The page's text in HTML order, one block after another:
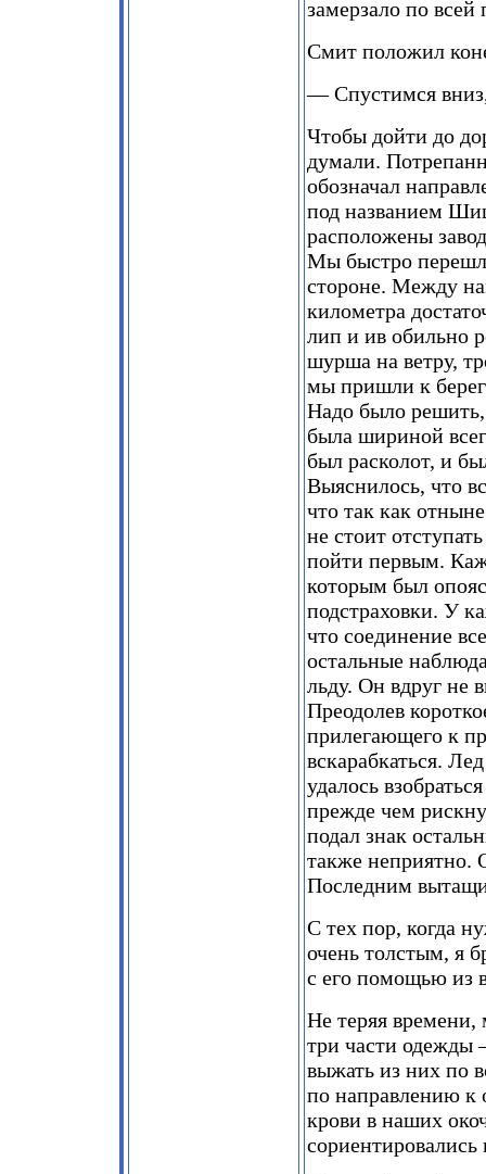
замерзало по всей
Смит положил
— Спустимся
Чтобы дойти до
думали.
обозначал
под названием
расположены
Мы быстро
стороне. Между
километра
лип и ив обильно
шурша на ветру,
мы пришли к
Надо было решить,
была шириной
был расколот, и
Выяснилось, что
что так как
не стоит
пойти первым.
которым был
подстраховки. У
что соединение
остальные
льду. Он вдруг не
Преодолев
прилегающего к
вскарабкаться.
удалось
прежде чем
подал знак
также неприятно.
Последним
С тех пор, когда
очень толстым, я
с его помощью из
Не теряя
три части одежды
выжать из них по
по направлению к
крови в наших
сориентировались